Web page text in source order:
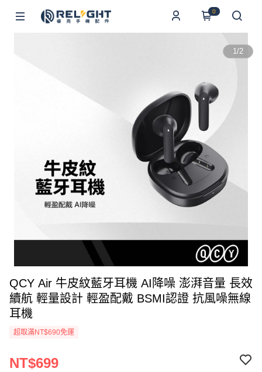
0
1/2
QCY Air 牛皮紋藍牙耳機 AI降噪 澎湃音量 長效
續航 輕量設計 輕盈配戴 BSMI認證 抗風噪無線
耳機
超取滿NT$690免運
NT$699